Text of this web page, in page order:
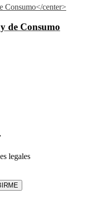
de Consumo
legales